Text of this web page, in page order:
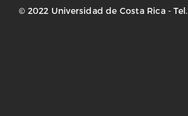
© 2022 Universidad de Costa Rica - Tel.